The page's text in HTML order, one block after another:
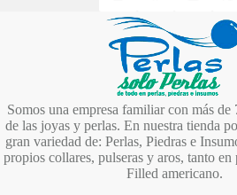
Somos una empresa familiar con más de
de las joyas y perlas. En nuestra tienda
gran variedad de: Perlas, Piedras e
propios collares, pulseras y aros, tanto
Filled americano.